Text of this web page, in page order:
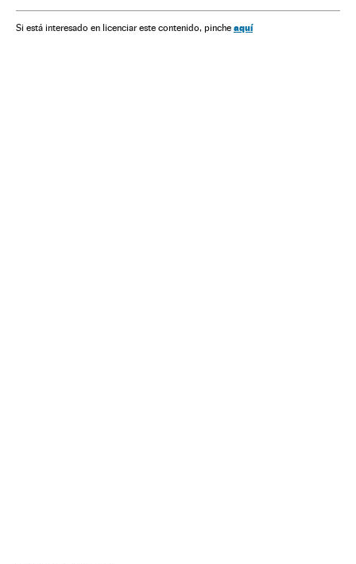
Si está interesado en licenciar este contenido, pinche aquí